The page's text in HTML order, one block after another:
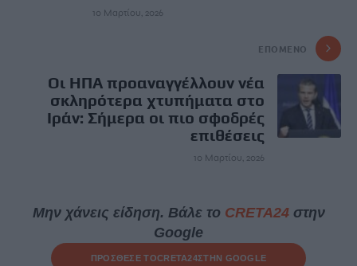
10 Μαρτίου, 2026
ΕΠΌΜΕΝΟ
Οι ΗΠΑ προαναγγέλλουν νέα
σκληρότερα χτυπήματα στο
Ιράν: Σήμερα οι πιο σφοδρές
επιθέσεις
10 Μαρτίου, 2026
Μην χάνεις είδηση. Βάλε το CRETA24στην
Google
ΠΡΟΣΘΕΣΕ ΤΟCRETA24ΣΤΗΝ GOOGLE